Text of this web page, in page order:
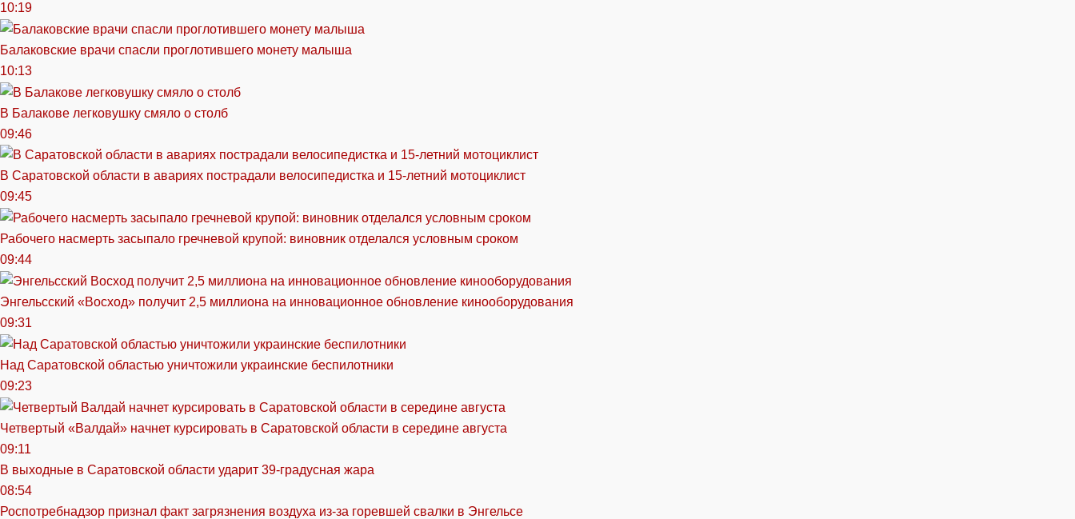
10:19
Балаковские врачи спасли проглотившего монету малыша
10:13
В Балакове легковушку смяло о столб
09:46
В Саратовской области в авариях пострадали велосипедистка и 15-летний мотоциклист
09:45
Рабочего насмерть засыпало гречневой крупой: виновник отделался условным сроком
09:44
Энгельсский «Восход» получит 2,5 миллиона на инновационное обновление кинооборудования
09:31
Над Саратовской областью уничтожили украинские беспилотники
09:23
Четвертый «Валдай» начнет курсировать в Саратовской области в середине августа
09:11
В выходные в Саратовской области ударит 39-градусная жара
08:54
Роспотребнадзор признал факт загрязнения воздуха из-за горевшей свалки в Энгельсе